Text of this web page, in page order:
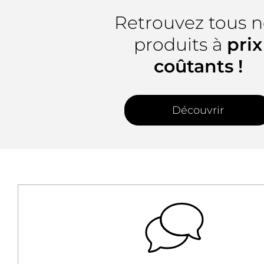
Retrouvez tous
produits à prix
coûtants !
Découvrir